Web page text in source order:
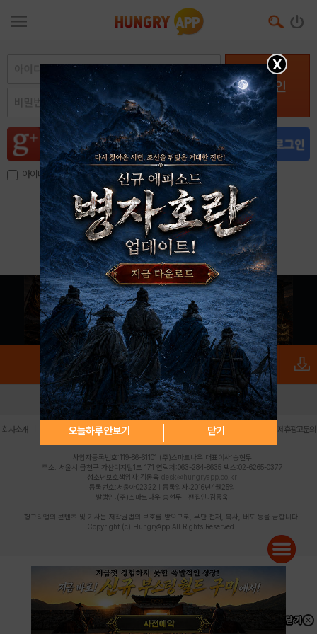
로그인
아이디, 이메일 저장
아이디 / 비밀번호 찾기 회원가입
X
오늘하루 안보기 닫기
로그인 PC버전 전체앱
회사소개 | 개인정보 처리방침 불법촬영물 신고센터 제휴광고문의
사업자등록번호:119-86-61101 (주)스마트나우 대표이사:송현두
주소: 서울시 금천구 가산디지털1로 171 연락처:063-284-8635 팩스:02-6265-0377
청소년보호책임자:김동욱 desk@hungryapp.co.kr
등록번호:서울아02322 | 등록일자:2016년4월25일
발행인:(주)스마트나우 송현두 | 편집인:김동욱
헝그리앱의 콘텐츠 및 기사는 저작권법의 보호를 받으므로, 무단 전재, 복사, 배포 등을 금합니다.
Copyright (c) HungryApp All Rights Reserved.